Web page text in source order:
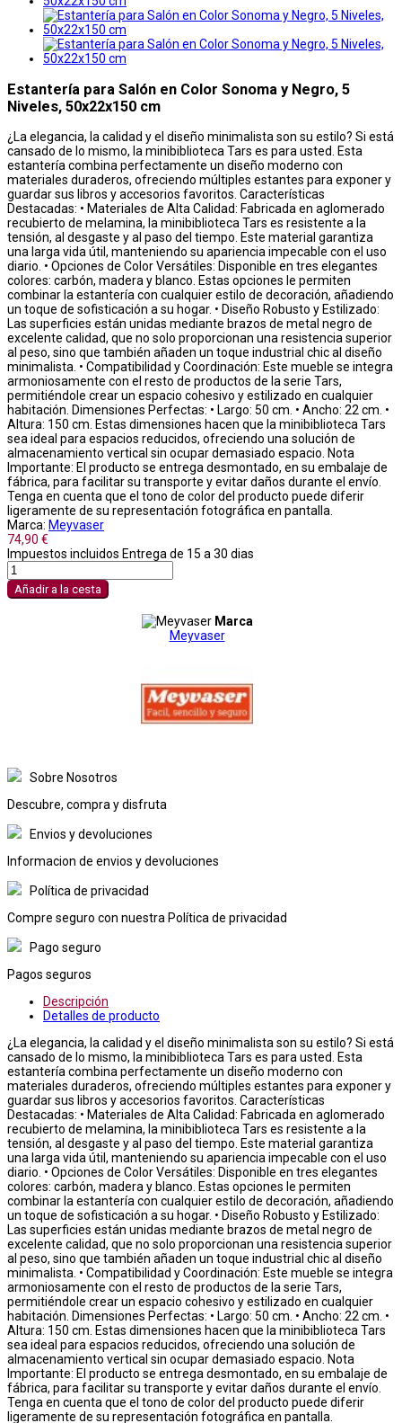
Estantería para Salón en Color Sonoma y Negro, 5
Niveles, 50x22x150 cm
¿La elegancia, la calidad y el diseño minimalista son su estilo? Si está
cansado de lo mismo, la minibiblioteca Tars es para usted. Esta
estantería combina perfectamente un diseño moderno con
materiales duraderos, ofreciendo múltiples estantes para exponer y
guardar sus libros y accesorios favoritos. Características
Destacadas: • Materiales de Alta Calidad: Fabricada en aglomerado
recubierto de melamina, la minibiblioteca Tars es resistente a la
tensión, al desgaste y al paso del tiempo. Este material garantiza
una larga vida útil, manteniendo su apariencia impecable con el uso
diario. • Opciones de Color Versátiles: Disponible en tres elegantes
colores: carbón, madera y blanco. Estas opciones le permiten
combinar la estantería con cualquier estilo de decoración, añadiendo
un toque de sofisticación a su hogar. • Diseño Robusto y Estilizado:
Las superficies están unidas mediante brazos de metal negro de
excelente calidad, que no solo proporcionan una resistencia superior
al peso, sino que también añaden un toque industrial chic al diseño
minimalista. • Compatibilidad y Coordinación: Este mueble se integra
armoniosamente con el resto de productos de la serie Tars,
permitiéndole crear un espacio cohesivo y estilizado en cualquier
habitación. Dimensiones Perfectas: • Largo: 50 cm. • Ancho: 22 cm. •
Altura: 150 cm. Estas dimensiones hacen que la minibiblioteca Tars
sea ideal para espacios reducidos, ofreciendo una solución de
almacenamiento vertical sin ocupar demasiado espacio. Nota
Importante: El producto se entrega desmontado, en su embalaje de
fábrica, para facilitar su transporte y evitar daños durante el envío.
Tenga en cuenta que el tono de color del producto puede diferir
ligeramente de su representación fotográfica en pantalla.
Marca: Meyvaser
74,90 €
Impuestos incluidos Entrega de 15 a 30 dias
Añadir a la cesta
Marca
Meyvaser
Sobre Nosotros
Descubre, compra y disfruta
Envios y devoluciones
Informacion de envios y devoluciones
Política de privacidad
Compre seguro con nuestra Política de privacidad
Pago seguro
Pagos seguros
Descripción
Detalles de producto
¿La elegancia, la calidad y el diseño minimalista son su estilo? Si está
cansado de lo mismo, la minibiblioteca Tars es para usted. Esta
estantería combina perfectamente un diseño moderno con
materiales duraderos, ofreciendo múltiples estantes para exponer y
guardar sus libros y accesorios favoritos. Características
Destacadas: • Materiales de Alta Calidad: Fabricada en aglomerado
recubierto de melamina, la minibiblioteca Tars es resistente a la
tensión, al desgaste y al paso del tiempo. Este material garantiza
una larga vida útil, manteniendo su apariencia impecable con el uso
diario. • Opciones de Color Versátiles: Disponible en tres elegantes
colores: carbón, madera y blanco. Estas opciones le permiten
combinar la estantería con cualquier estilo de decoración, añadiendo
un toque de sofisticación a su hogar. • Diseño Robusto y Estilizado:
Las superficies están unidas mediante brazos de metal negro de
excelente calidad, que no solo proporcionan una resistencia superior
al peso, sino que también añaden un toque industrial chic al diseño
minimalista. • Compatibilidad y Coordinación: Este mueble se integra
armoniosamente con el resto de productos de la serie Tars,
permitiéndole crear un espacio cohesivo y estilizado en cualquier
habitación. Dimensiones Perfectas: • Largo: 50 cm. • Ancho: 22 cm. •
Altura: 150 cm. Estas dimensiones hacen que la minibiblioteca Tars
sea ideal para espacios reducidos, ofreciendo una solución de
almacenamiento vertical sin ocupar demasiado espacio. Nota
Importante: El producto se entrega desmontado, en su embalaje de
fábrica, para facilitar su transporte y evitar daños durante el envío.
Tenga en cuenta que el tono de color del producto puede diferir
ligeramente de su representación fotográfica en pantalla.